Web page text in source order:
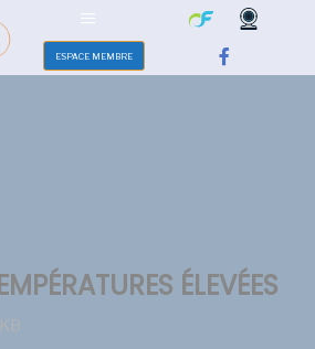
ESPACE MEMBRE
ÉLEVÉES